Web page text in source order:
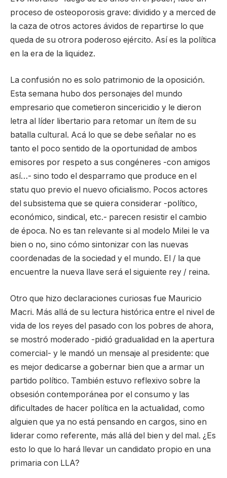
proceso de osteoporosis grave: dividido y a merced de
la caza de otros actores ávidos de repartirse lo que
queda de su otrora poderoso ejército. Así es la política
en la era de la liquidez.
La confusión no es solo patrimonio de la oposición.
Esta semana hubo dos personajes del mundo
empresario que cometieron sincericidio y le dieron
letra al líder libertario para retomar un ítem de su
batalla cultural. Acá lo que se debe señalar no es
tanto el poco sentido de la oportunidad de ambos
emisores por respeto a sus congéneres -con amigos
así…- sino todo el desparramo que produce en el
statu quo previo el nuevo oficialismo. Pocos actores
del subsistema que se quiera considerar -político,
económico, sindical, etc.- parecen resistir el cambio
de época. No es tan relevante si al modelo Milei le va
bien o no, sino cómo sintonizar con las nuevas
coordenadas de la sociedad y el mundo. El / la que
encuentre la nueva llave será el siguiente rey / reina.
Otro que hizo declaraciones curiosas fue Mauricio
Macri. Más allá de su lectura histórica entre el nivel de
vida de los reyes del pasado con los pobres de ahora,
se mostró moderado -pidió gradualidad en la apertura
comercial- y le mandó un mensaje al presidente: que
es mejor dedicarse a gobernar bien que a armar un
partido político. También estuvo reflexivo sobre la
obsesión contemporánea por el consumo y las
dificultades de hacer política en la actualidad, como
alguien que ya no está pensando en cargos, sino en
liderar como referente, más allá del bien y del mal. ¿Es
esto lo que lo hará llevar un candidato propio en una
primaria con LLA?